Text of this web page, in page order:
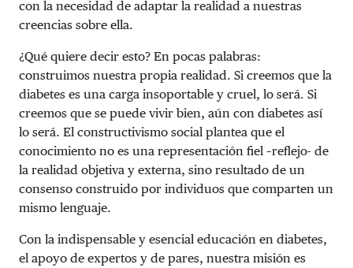
con la necesidad de adaptar la realidad a nuestras
creencias sobre ella.
¿Qué quiere decir esto? En pocas palabras:
construimos nuestra propia realidad. Si creemos que la
diabetes es una carga insoportable y cruel, lo será. Si
creemos que se puede vivir bien, aún con diabetes así
lo será. El constructivismo social plantea que el
conocimiento no es una representación fiel –reflejo- de
la realidad objetiva y externa, sino resultado de un
consenso construido por individuos que comparten un
mismo lenguaje.
Con la indispensable y esencial educación en diabetes,
el apoyo de expertos y de pares, nuestra misión es